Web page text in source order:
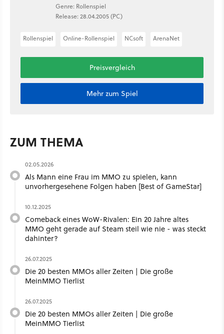
Genre: Rollenspiel
Release: 28.04.2005 (PC)
Rollenspiel Online-Rollenspiel NCsoft ArenaNet
Preisvergleich
Mehr zum Spiel
ZUM THEMA
02.05.2026
Als Mann eine Frau im MMO zu spielen, kann
unvorhergesehene Folgen haben [Best of GameStar]
10.12.2025
Comeback eines WoW-Rivalen: Ein 20 Jahre altes
MMO geht gerade auf Steam steil wie nie - was steckt
dahinter?
26.07.2025
Die 20 besten MMOs aller Zeiten | Die große
MeinMMO Tierlist
26.07.2025
Die 20 besten MMOs aller Zeiten | Die große
MeinMMO Tierlist